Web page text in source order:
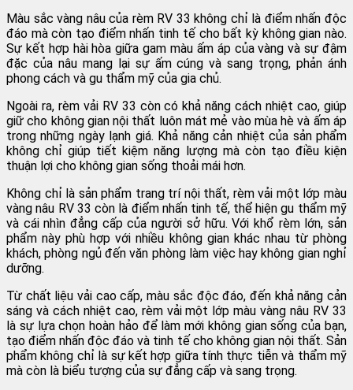
Màu sắc vàng nâu của rèm RV 33 không chỉ là điểm nhấn độc
đáo mà còn tạo điểm nhấn tinh tế cho bất kỳ không gian nào.
Sự kết hợp hài hòa giữa gam màu ấm áp của vàng và sự đậm
đặc của nâu mang lại sự ấm cúng và sang trọng, phản ánh
phong cách và gu thẩm mỹ của gia chủ.
Ngoài ra, rèm vải RV 33 còn có khả năng cách nhiệt cao, giúp
giữ cho không gian nội thất luôn mát mẻ vào mùa hè và ấm áp
trong những ngày lạnh giá. Khả năng cản nhiệt của sản phẩm
không chỉ giúp tiết kiệm năng lượng mà còn tạo điều kiện
thuận lợi cho không gian sống thoải mái hơn.
Không chỉ là sản phẩm trang trí nội thất, rèm vải một lớp màu
vàng nâu RV 33 còn là điểm nhấn tinh tế, thể hiện gu thẩm mỹ
và cái nhìn đẳng cấp của người sở hữu. Với khổ rèm lớn, sản
phẩm này phù hợp với nhiều không gian khác nhau từ phòng
khách, phòng ngủ đến văn phòng làm việc hay không gian nghỉ
dưỡng.
Từ chất liệu vải cao cấp, màu sắc độc đáo, đến khả năng cản
sáng và cách nhiệt cao, rèm vải một lớp màu vàng nâu RV 33
là sự lựa chọn hoàn hảo để làm mới không gian sống của bạn,
tạo điểm nhấn độc đáo và tinh tế cho không gian nội thất. Sản
phẩm không chỉ là sự kết hợp giữa tính thực tiễn và thẩm mỹ
mà còn là biểu tượng của sự đẳng cấp và sang trọng.